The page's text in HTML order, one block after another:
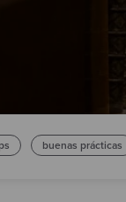
buenas prácticas